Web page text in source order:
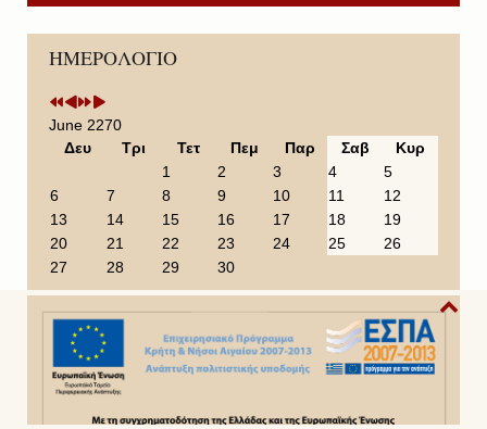
ΗΜΕΡΟΛΟΓΙΟ
P
r
v
i
s
e
a
r
P
r
v
i
o
o
n
t
h
N
e
t
Y
e
N
e
t
M
June 2270
Δευ
Τρι Τετ Πεμ Παρ Σαβ
Κυρ
1
2 3 4
5
6
7 8 9 10 11
12
13
14 15 16 17 18
19
20
21 22 23 24 25
26
27
28 29 30